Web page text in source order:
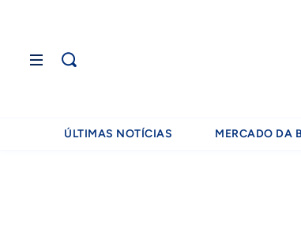
ÚLTIMAS NOTÍCIAS MERCADO DA